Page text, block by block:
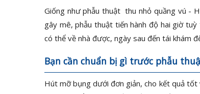
Giống như phẫu thuật thu nhỏ quầng vú -
gây mê, phẫu thuật tiến hành độ hai giờ
có thể về nhà được, ngày sau đến tái khám
Bạn cần chuẩn bị gì trước phẫu
Hút mỡ bụng dưới đơn giản, cho kết quả